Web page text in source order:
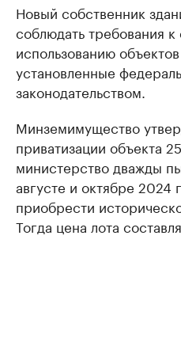
Новый собственник
соблюдать требования
использованию
установленные
законодательством.
Минземимущество
приватизации объекта
министерство дважды
августе и октябре
приобрести
Тогда цена лота